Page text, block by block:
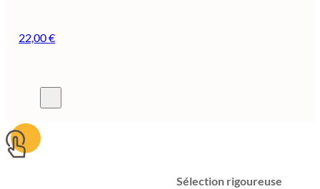
22,00€
Sélection rigoureuse